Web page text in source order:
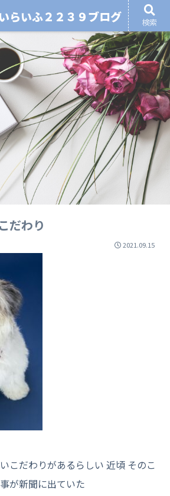
だわり
2021.09.15
こだわりがあるらしい 近頃 そのこ
が新聞に出ていた
らいふ２２３９ブログ 検索